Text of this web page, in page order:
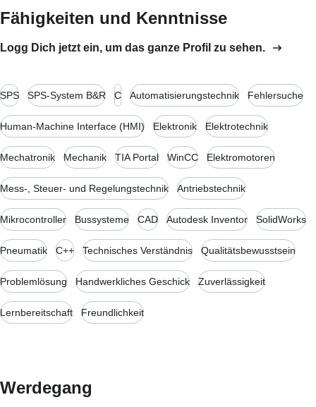
Fähigkeiten und Kenntnisse
Logg Dich jetzt ein, um das ganze Profil zu sehen.
SPS SPS-System B&R C Automatisierungstechnik Fehlersuche
Human-Machine Interface (HMI) Elektronik Elektrotechnik
Mechatronik Mechanik TIA Portal WinCC Elektromotoren
Mess-, Steuer- und Regelungstechnik Antriebstechnik
Mikrocontroller Bussysteme CAD Autodesk Inventor SolidWorks
Pneumatik C++ Technisches Verständnis Qualitätsbewusstsein
Problemlösung Handwerkliches Geschick Zuverlässigkeit
Lernbereitschaft Freundlichkeit
Werdegang